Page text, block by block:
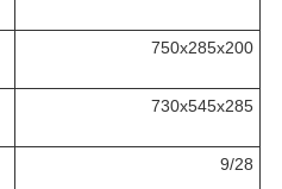
750х285х200
730х545х285
9/28